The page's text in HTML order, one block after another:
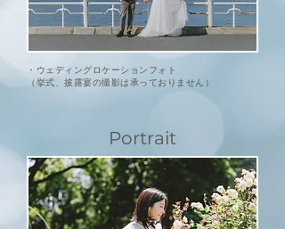
・ウェディングロケーションフォト
​（挙式、披露宴の撮影は承っておりません）
Portrait